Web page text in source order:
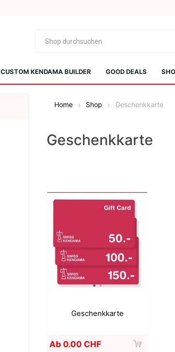
CUSTOM KENDAMA BUILDER GOOD DEALS
Terra Kendama Mugen Musou
Discraft - Freesbee V-CUBE
Home Shop Geschenkkarte
Geschenkkarte
Geschenkkarte
Ab 0.00 CHF